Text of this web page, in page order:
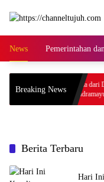
News Pemerintahan
Breaking News
Belajar Indonesia dari
Mengabdi di Indramayu
Berita Terbaru
Hari